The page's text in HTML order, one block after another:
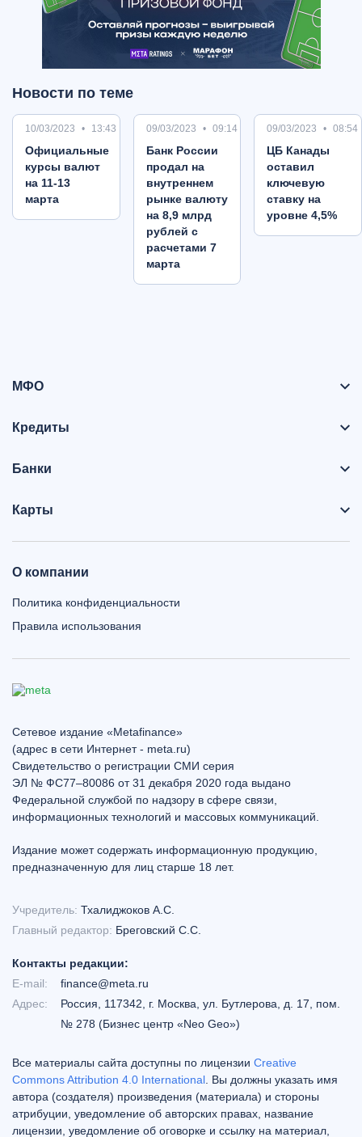
Новости по теме
10/03/2023 13:43
Oфициальные
курсы валют
на 11-13
марта
09/03/2023 09:14
Банк России
продал на
внутреннем
рынке валюту
на 8,9 млрд
рублей с
расчетами 7
марта
09/03/2023 08:54
ЦБ Канады
оставил
ключевую
ставку на
уровне 4,5%
МФО
Кредиты
Банки
Карты
О компании
Политика конфиденциальности
Правила использования
Сетевое издание «Metafinance»
(адрес в сети Интернет - meta.ru)
Свидетельство о регистрации СМИ серия
ЭЛ № ФС77–80086 от 31 декабря 2020 года выдано
Федеральной службой по надзору в сфере связи,
информационных технологий и массовых коммуникаций.
Издание может содержать информационную продукцию,
предназначенную для лиц старше 18 лет.
Учредитель: Тхалиджоков А.С.
Главный редактор: Бреговский С.С.
Контакты редакции:
E-mail:
finance@meta.ru
Адрес:
Россия, 117342, г. Москва, ул. Бутлерова, д. 17, пом.
№ 278 (Бизнес центр «Neo Geo»)
Все материалы сайта доступны по лицензии Creative
Commons Attribution 4.0 International . Вы должны указать имя
автора (создателя) произведения (материала) и стороны
атрибуции, уведомление об авторских правах, название
лицензии, уведомление об оговорке и ссылку на материал,